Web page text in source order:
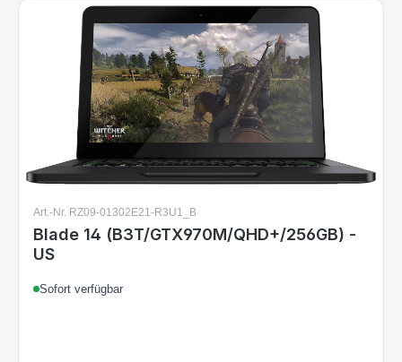
Art.-Nr. RZ09-01302E21-R3U1_B
Blade 14 (B3T/GTX970M/QHD+/256GB) -
US
Sofort verfügbar